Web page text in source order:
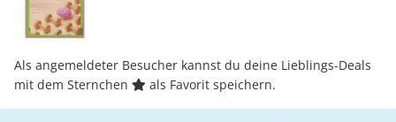
Als angemeldeter Besucher kannst du deine Lieblings-Deals
mit dem Sternchen
als Favorit speichern.